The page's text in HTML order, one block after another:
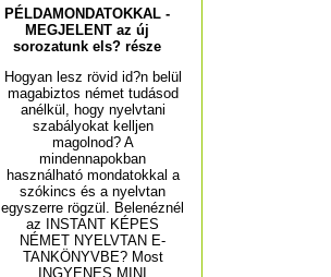
PÉLDAMONDATOKKAL -
MEGJELENT az új
sorozatunk els? része
Hogyan lesz rövid id?n belül
magabiztos német tudásod
anélkül, hogy nyelvtani
szabályokat kelljen
magolnod? A
mindennapokban
használható mondatokkal a
szókincs és a nyelvtan
egyszerre rögzül. Belenéznél
az INSTANT KÉPES
NÉMET NYELVTAN E-
TANKÖNYVBE? Most
INGYENES MINI